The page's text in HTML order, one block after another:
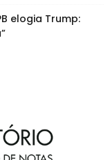
elogia Trump: